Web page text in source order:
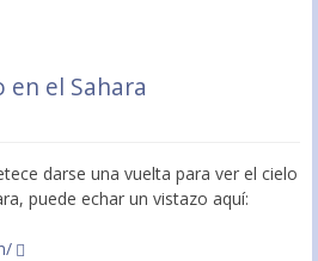
el Sahara
darse una vuelta para ver el cielo
puede echar un vistazo aquí: